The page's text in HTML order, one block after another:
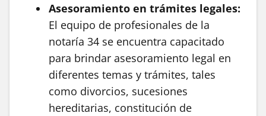
Asesoramiento en trámites legales:
El equipo de profesionales de la
notaría 34 se encuentra capacitado
para brindar asesoramiento legal en
diferentes temas y trámites, tales
como divorcios, sucesiones
hereditarias, constitución de